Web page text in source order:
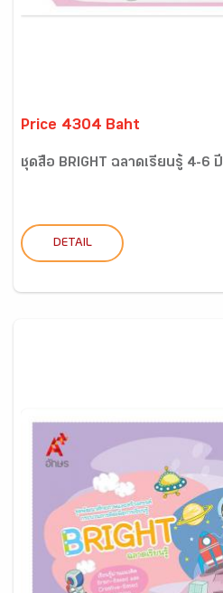
Price 4304 Baht
ชุดสื่อ BRIGHT ฉลาดเรียนรู้ 4-6 ปี
DETAIL